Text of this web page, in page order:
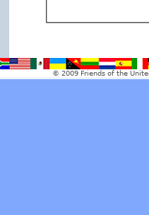
© 2009 Friends of the